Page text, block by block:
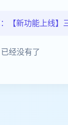
【新功能上线】
经没有了